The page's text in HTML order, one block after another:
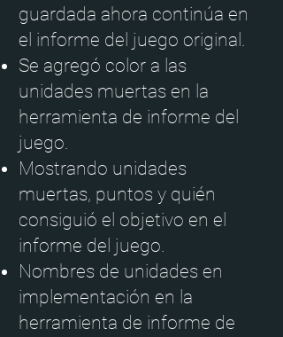
guardada ahora continúa en
el informe del juego original.
Se agregó color a las
unidades muertas en la
herramienta de informe del
juego.
Mostrando unidades
muertas, puntos y quién
consiguió el objetivo en el
informe del juego.
Nombres de unidades en
implementación en la
herramienta de informe de